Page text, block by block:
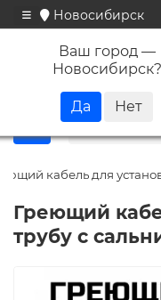
Новосибирск
Ваш город —
Новосибирск?
кабель для
Греющий
трубу с